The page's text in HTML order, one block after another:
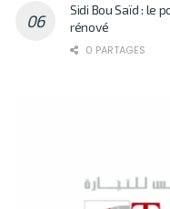
Sidi Bou Saïd : le
rénové
0 PARTAGES